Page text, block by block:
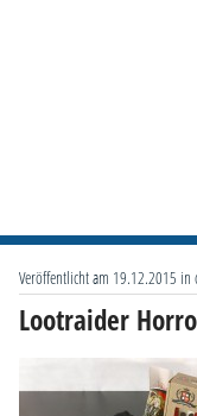
Veröffentlicht am 19.12.2015 in
Lootraider